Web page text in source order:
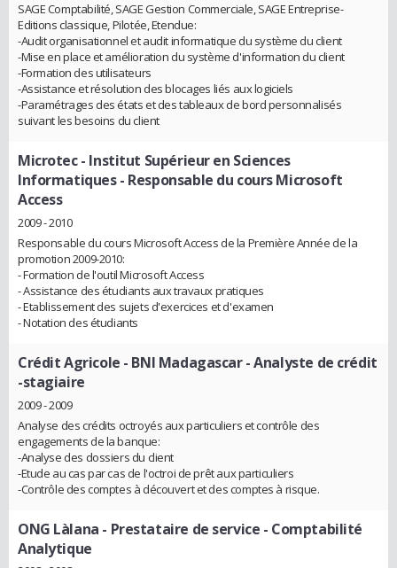
SAGE Comptabilité, SAGE Gestion Commerciale, SAGE Entreprise-
Editions classique, Pilotée, Etendue:
-Audit organisationnel et audit informatique du système du client
-Mise en place et amélioration du système d'information du client
-Formation des utilisateurs
-Assistance et résolution des blocages liés aux logiciels
-Paramétrages des états et des tableaux de bord personnalisés
suivant les besoins du client
Microtec - Institut Supérieur en Sciences
Informatiques- Responsable du cours Microsoft
Access
2009 - 2010
Responsable du cours Microsoft Access de la Première Année de la
promotion 2009-2010:
- Formation de l'outil Microsoft Access
- Assistance des étudiants aux travaux pratiques
- Etablissement des sujets d'exercices et d'examen
- Notation des étudiants
Crédit Agricole - BNI Madagascar- Analyste de crédit
-stagiaire
2009 - 2009
Analyse des crédits octroyés aux particuliers et contrôle des
engagements de la banque:
-Analyse des dossiers du client
-Etude au cas par cas de l'octroi de prêt aux particuliers
-Contrôle des comptes à découvert et des comptes à risque.
ONG Làlana - Prestataire de service - Comptabilité
Analytique